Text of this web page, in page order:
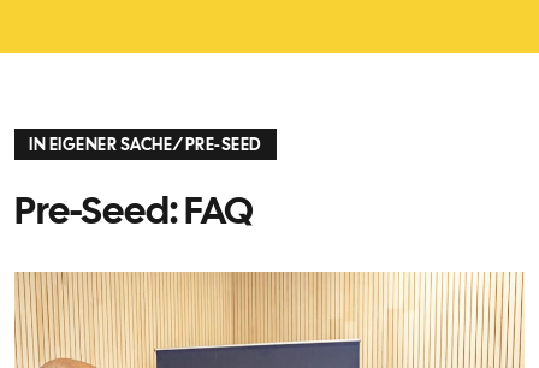
IN EIGENER SACHE/PRE-SEED
Pre-Seed: FAQ